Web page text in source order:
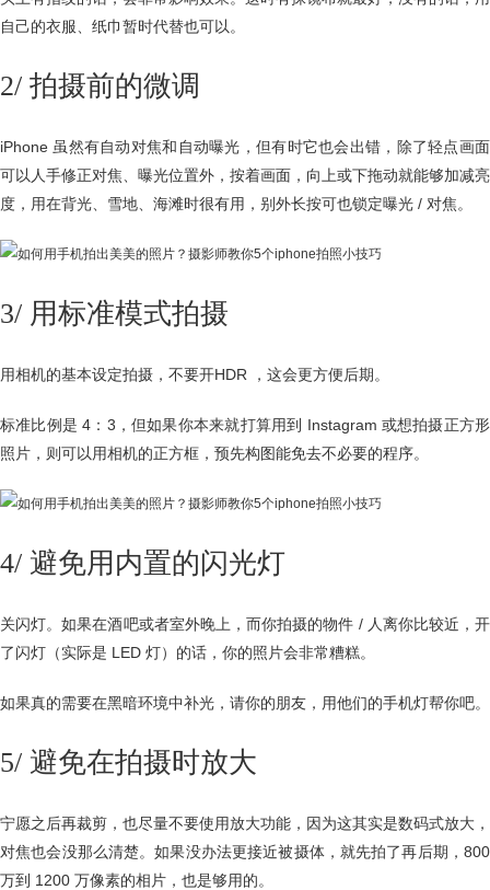
自己的衣服、纸巾暂时代替也可以。
2/ 拍摄前的微调
iPhone 虽然有自动对焦和自动曝光，但有时它也会出错，除了轻点画面
可以人手修正对焦、曝光位置外，按着画面，向上或下拖动就能够加减亮
度，用在背光、雪地、海滩时很有用，别外长按可也锁定曝光 / 对焦。
3/ 用标准模式拍摄
用相机的基本设定拍摄，不要开HDR ，这会更方便后期。
标准比例是 4：3，但如果你本来就打算用到 Instagram 或想拍摄正方形
照片，则可以用相机的正方框，预先构图能免去不必要的程序。
4/ 避免用内置的闪光灯
关闪灯。如果在酒吧或者室外晚上，而你拍摄的物件 / 人离你比较近，开
了闪灯（实际是 LED 灯）的话，你的照片会非常糟糕。
如果真的需要在黑暗环境中补光，请你的朋友，用他们的手机灯帮你吧。
5/ 避免在拍摄时放大
宁愿之后再裁剪，也尽量不要使用放大功能，因为这其实是数码式放大，
对焦也会没那么清楚。如果没办法更接近被摄体，就先拍了再后期，800
万到 1200 万像素的相片，也是够用的。